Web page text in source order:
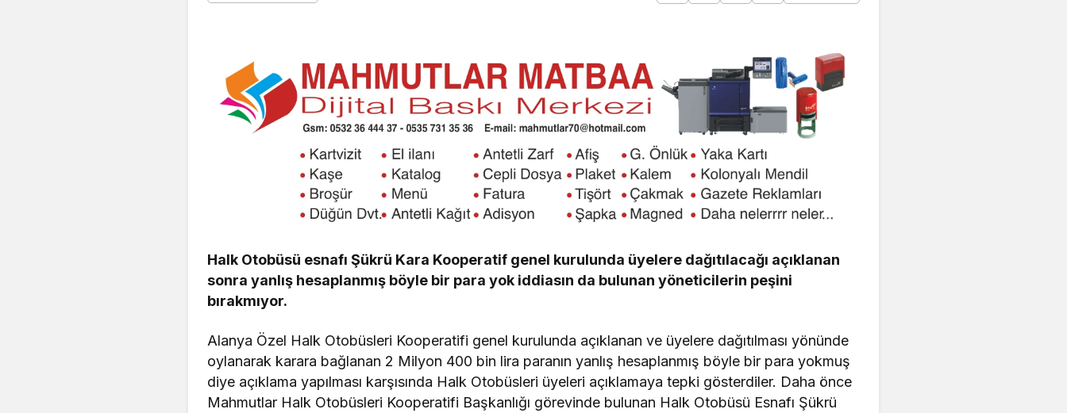
Halk Otobüsü esnafı Şükrü Kara Kooperatif genel kurulunda üyelere dağıtılacağı açıklanan
sonra yanlış hesaplanmış böyle bir para yok iddiasın da bulunan yöneticilerin peşini
bırakmıyor.
Alanya Özel Halk Otobüsleri Kooperatifi genel kurulunda açıklanan ve üyelere dağıtılması yönünde
oylanarak karara bağlanan 2 Milyon 400 bin lira paranın yanlış hesaplanmış böyle bir para yokmuş
diye açıklama yapılması karşısında Halk Otobüsleri üyeleri açıklamaya tepki gösterdiler. Daha önce
Mahmutlar Halk Otobüsleri Kooperatifi Başkanlığı görevinde bulunan Halk Otobüsü Esnafı Şükrü